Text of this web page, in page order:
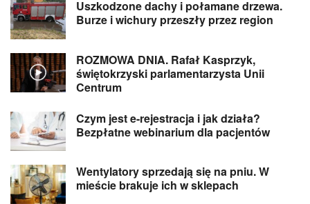
Uszkodzone dachy i połamane drzewa.
Burze i wichury przeszły przez region
ROZMOWA DNIA. Rafał Kasprzyk,
świętokrzyski parlamentarzysta Unii
Centrum
Czym jest e-rejestracja i jak działa?
Bezpłatne webinarium dla pacjentów
Wentylatory sprzedają się na pniu. W
mieście brakuje ich w sklepach